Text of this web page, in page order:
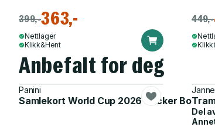
399,-363,-
Nettlager
Klikk&Hent
449,-
Anbefalt for deg
Panini
Samlekort World Cup 2026 Sticker
Del